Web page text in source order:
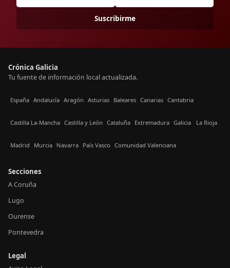
Suscribirme
Crónica Galicia
Tu fuente de información local actualizada.
España Andalucía Aragón Asturias Baleares Canarias Cantabria
Castilla La-Mancha Castilla y León Cataluña Extremadura Galicia La Rioja
Madrid Murcia Navarra País Vasco Comunidad Valenciana
Secciones
A Coruña
Lugo
Ourense
Pontevedra
Legal